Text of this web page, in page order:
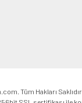
Tüm Hakları Saklıdır.